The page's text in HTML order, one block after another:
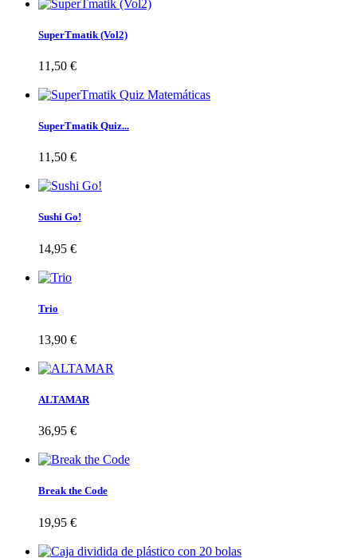
SuperTmatik (Vol2)
11,50 €
SuperTmatik Quiz...
11,50 €
Sushi Go!
14,95 €
Trio
13,90 €
ALTAMAR
36,95 €
Break the Code
19,95 €